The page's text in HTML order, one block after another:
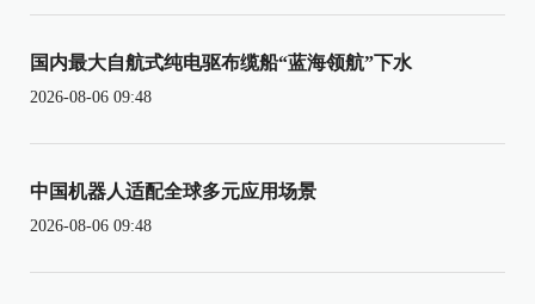
国内最大自航式纯电驱布缆船“蓝海领航”下水
2026-08-06 09:48
中国机器人适配全球多元应用场景
2026-08-06 09:48